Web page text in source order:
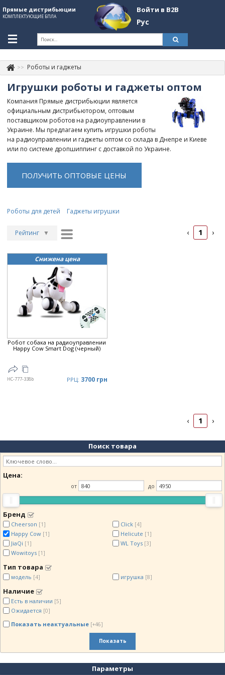
Прямые дистрибьюции
КОМПЛЕКТУЮЩИЕ БПЛА
Войти в B2B
Рус
+380507774092 Контакты
About Company
Обзоры
Категории
Бренды
Стать партнером
Роботы и гаджеты
Игрушки роботы и гаджеты оптом
Компания Прямые дистрибьюции является
официальным дистрибьютором, оптовым
поставщиком роботов на радиоуправлении в
Украине. Мы предлагаем купить игрушки роботы
на радиоуправлении и гаджеты оптом со склада в Днепре и Киеве
или по системе дропшиппинг с доставкой по Украине.
ПОЛУЧИТЬ ОПТОВЫЕ ЦЕНЫ
Роботы для детей Гаджеты игрушки
Рейтинг ▼
Дата ▲
Дата
Цена ▲
Цена
▼
‹ 1 ›
Снижена цена
Робот собака на радиоуправлении
Happy Cow Smart Dog (черный)
HC-777-338b РРЦ: 3700 грн
‹ 1 ›
Поиск товара
Цена:
от до
Бренд
Cheerson [1] Click [4]
Happy Cow [1] Helicute [1]
JiaQi [1] WL Toys [3]
Wowitoys [1]
Тип товара
модель [4] игрушка [8]
Наличие
Есть в наличии [5]
Ожидается [0]
Показать неактуальные [+46]
Показать
Параметры